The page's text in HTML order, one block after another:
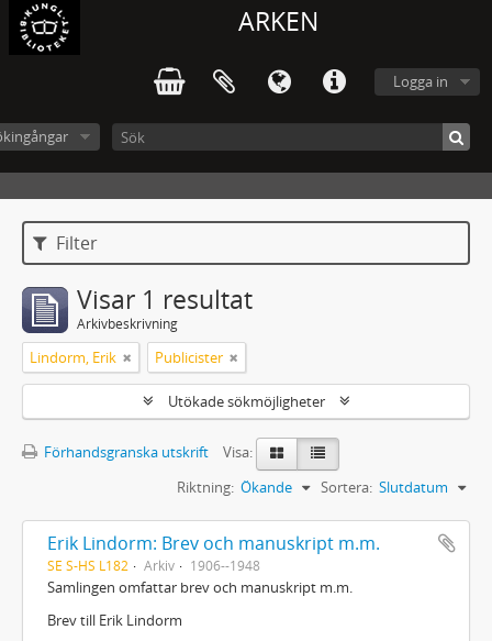
ARKEN
Logga in
Filter
Visar 1 resultat
Arkivbeskrivning
Lindorm, Erik Publicister
Utökade sökmöjligheter
Förhandsgranska utskrift
Visa:
Sortera: Slutdatum
Riktning: Ökande
Erik Lindorm: Brev och manuskript m.m.
SE S-HS L182 Arkiv 1906--1948
Samlingen omfattar brev och manuskript m.m.
Brev till Erik Lindorm